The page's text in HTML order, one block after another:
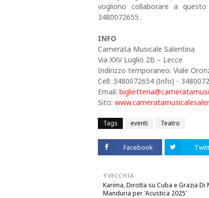
vogliono collaborare a
3480072655.
INFO
Camerata Musicale Salentina
Via XXV Luglio 2B – Lecce
Indirizzo temporaneo: Viale
Cell: 3480072654 (Info) -
Email:
Sito:
Tags eventi Teatro
Facebook
VECCHIA
Karima, Dirotta su Cuba e Grazia Di
Manduria per 'Acustica 2025'